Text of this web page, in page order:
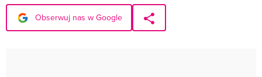
Obserwuj nas w Google